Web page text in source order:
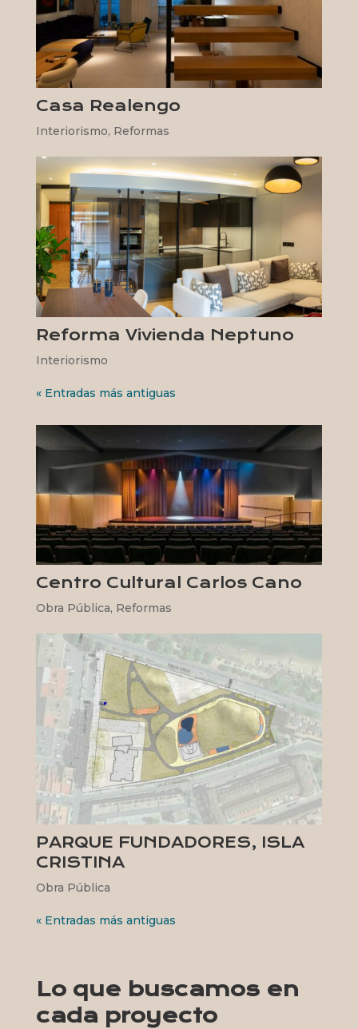
Casa Realengo
Interiorismo, Reformas
Reforma Vivienda Neptuno
Interiorismo
« Entradas más antiguas
Centro Cultural Carlos Cano
Obra Pública, Reformas
PARQUE FUNDADORES, ISLA
CRISTINA
Obra Pública
« Entradas más antiguas
Lo que buscamos en
cada proyecto